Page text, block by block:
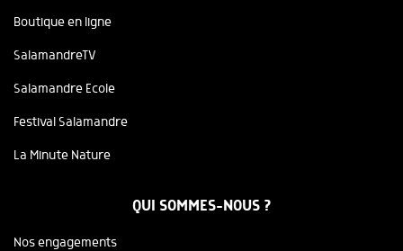
Boutique en ligne
SalamandreTV
Salamandre Ecole
Festival Salamandre
La Minute Nature
QUI SOMMES-NOUS ?
Nos engagements